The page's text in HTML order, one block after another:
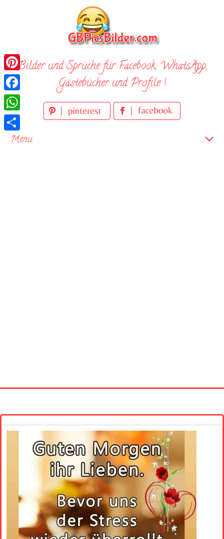
Bilder und Sprüche für Facebook, WhatsApp,
Gästebücher und Profile !
Menu
Pinterest
Facebook
WhatsApp
Teilen